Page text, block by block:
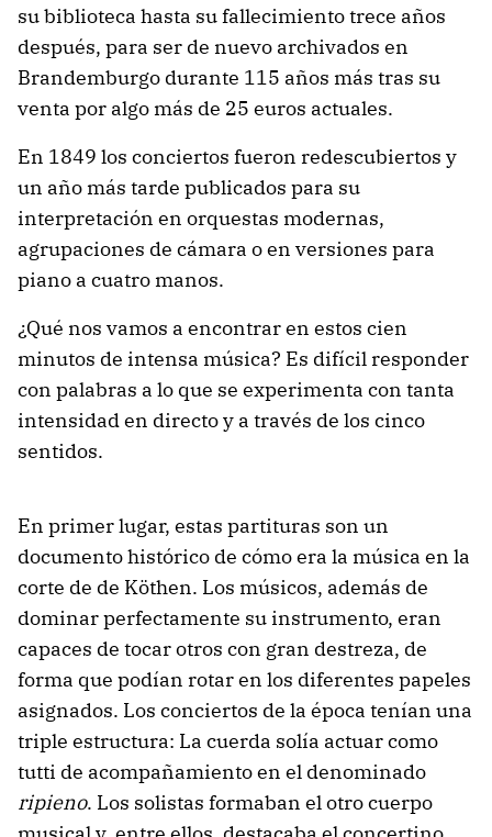
su biblioteca hasta su fallecimiento trece años
después, para ser de nuevo archivados en
Brandemburgo durante 115 años más tras su
venta por algo más de 25 euros actuales.
En 1849 los conciertos fueron redescubiertos y
un año más tarde publicados para su
interpretación en orquestas modernas,
agrupaciones de cámara o en versiones para
piano a cuatro manos.
¿Qué nos vamos a encontrar en estos cien
minutos de intensa música? Es difícil responder
con palabras a lo que se experimenta con tanta
intensidad en directo y a través de los cinco
sentidos.
En primer lugar, estas partituras son un
documento histórico de cómo era la música en la
corte de de Köthen. Los músicos, además de
dominar perfectamente su instrumento, eran
capaces de tocar otros con gran destreza, de
forma que podían rotar en los diferentes papeles
asignados. Los conciertos de la época tenían una
triple estructura: La cuerda solía actuar como
tutti de acompañamiento en el denominado
ripieno. Los solistas formaban el otro cuerpo